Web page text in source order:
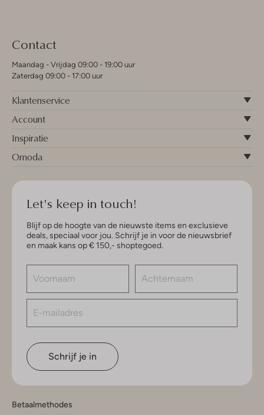
Contact
Maandag - Vrijdag 09:00 - 19:00 uur
Zaterdag 09:00 - 17:00 uur
Klantenservice
Account
Inspiratie
Omoda
Let's keep in touch!
Blijf op de hoogte van de nieuwste items en exclusieve
deals, speciaal voor jou. Schrijf je in voor de nieuwsbrief
en maak kans op € 150,- shoptegoed.
Schrijf je in
Betaalmethodes